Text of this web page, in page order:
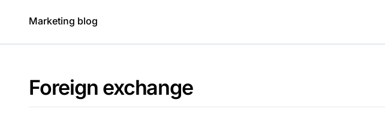
Marketing blog
Foreign exchange